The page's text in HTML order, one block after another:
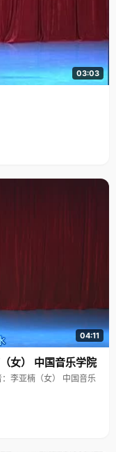
03:03
04:11
女） 中国音乐学院
李亚楠（女） 中国音乐